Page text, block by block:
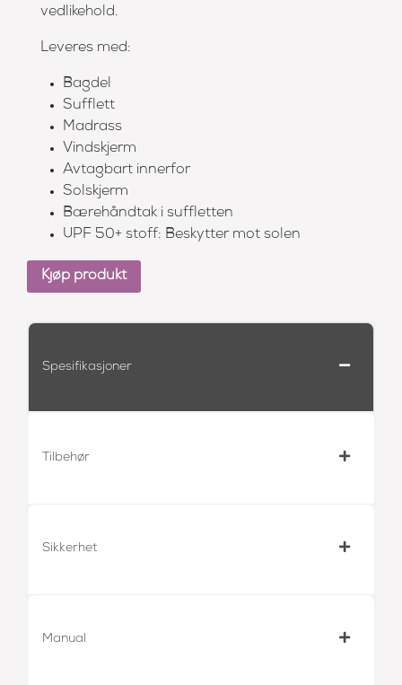
vedlikehold.
Leveres med:
Bagdel
Sufflett
Madrass
Vindskjerm
Avtagbart innerfor
Solskjerm
Bærehåndtak i suffletten
UPF 50+ stoff: Beskytter mot solen
Kjøp produkt
Spesifikasjoner
Tilbehør
Sikkerhet
Manual